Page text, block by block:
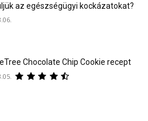
az egészségügyi kockázatokat?
Chocolate Chip Cookie recept